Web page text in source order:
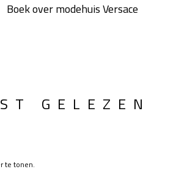
Boek over modehuis Versace
GELEZEN
te tonen.